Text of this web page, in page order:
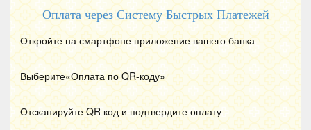
Оплата через Систему Быстрых Платежей
Откройте на смартфоне приложение вашего банка
Выберите«Оплата по QR-коду»
Отсканируйте QR код и подтвердите оплату